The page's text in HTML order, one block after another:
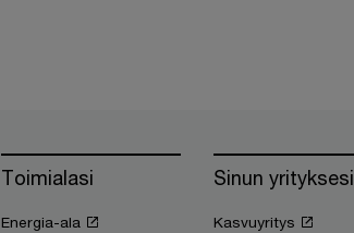
Toimialasi
Energia-ala
Sinun yrityksesi
Kasvuyritys